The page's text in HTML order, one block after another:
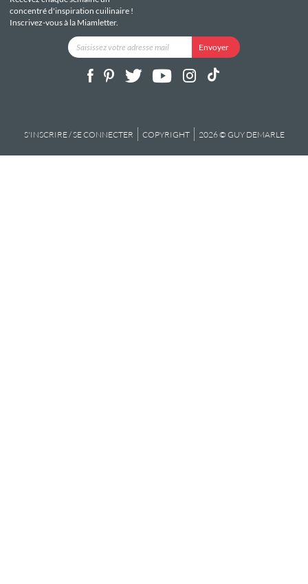
concentré d'inspiration cuilinaire !
Inscrivez-vous à la Miamletter.
S'INSCRIRE / SE CONNECTER COPYRIGHT 2026 © GUY DEMARLE